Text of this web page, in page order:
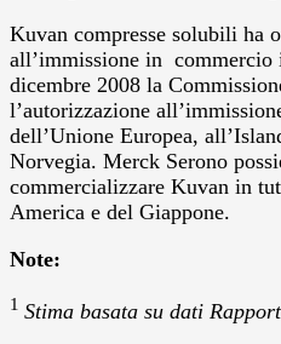
Kuvan compresse solubili ha
all’immissione in
dicembre 2008 la
l’autorizzazione
dell’Unione Europea,
Norvegia. Merck Serono
commercializzare Kuvan in
America e del Giappone.
Note:
1 Stima basata su dati